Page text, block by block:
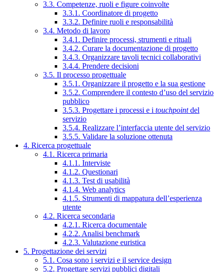
3.3. Competenze, ruoli e figure coinvolte
3.3.1. Coordinatore di progetto
3.3.2. Definire ruoli e responsabilità
3.4. Metodo di lavoro
3.4.1. Definire processi, strumenti e rituali
3.4.2. Curare la documentazione di progetto
3.4.3. Organizzare tavoli tecnici collaborativi
3.4.4. Prendere decisioni
3.5. Il processo progettuale
3.5.1. Organizzare il progetto e la sua gestione
3.5.2. Comprendere il contesto d’uso del servizio
pubblico
3.5.3. Progettare i processi e i touchpointdel
servizio
3.5.4. Realizzare l’interfaccia utente del servizio
3.5.5. Validare la soluzione ottenuta
4. Ricerca progettuale
4.1. Ricerca primaria
4.1.1. Interviste
4.1.2. Questionari
4.1.3. Test di usabilità
4.1.4. Web analytics
4.1.5. Strumenti di mappatura dell’esperienza
utente
4.2. Ricerca secondaria
4.2.1. Ricerca documentale
4.2.2. Analisi benchmark
4.2.3. Valutazione euristica
5. Progettazione dei servizi
5.1. Cosa sono i servizi e il service design
5.2. Progettare servizi pubblici digitali